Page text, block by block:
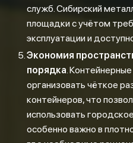
служб. Сибирский
площадки с учётом
эксплуатации и
Экономия
порядка.
организовать чёткое
контейнеров, что
использовать
особенно важно в